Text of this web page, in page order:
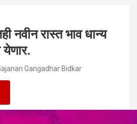
नवीन रास्त भाव धान्य
Gangadhar Bidkar